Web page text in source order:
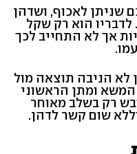
שניתן לאכוף, ושדהן
לדבריו הוא רק שקל
אך לא התחייב לכך
לא הניבה תוצאה מול
ומתן הראשוני
רק בשלב מאוחר
שום קשר לדהן.